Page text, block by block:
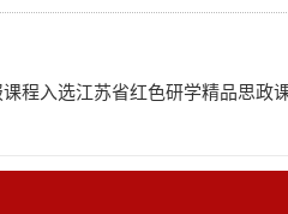
程入选江苏省红色研学精品思政